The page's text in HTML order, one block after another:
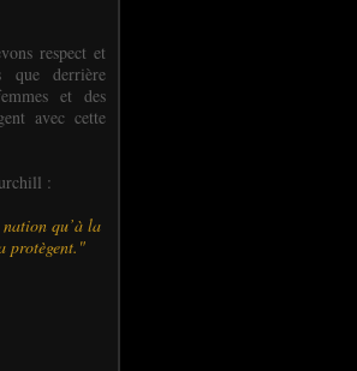
respect et
que derrière
et des
avec cette
:
qu’à la
protègent."